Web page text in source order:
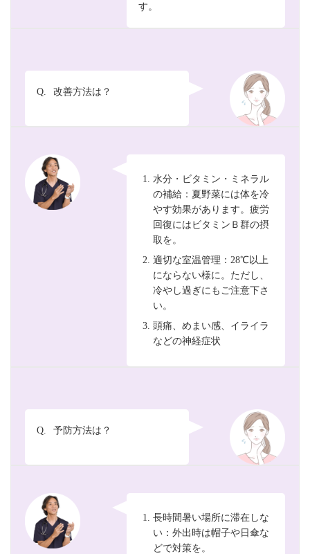
す。
Q. 改善方法は？
水分・ビタミン・ミネラル
の補給：夏野菜には体を冷
やす効果があります。疲労
回復にはビタミンＢ群の摂
取を。
適切な室温管理：28℃以上
にならない様に。ただし、
冷やし過ぎにもご注意下さ
い。
頭痛、めまい感、イライラ
などの神経症状
Q. 予防方法は？
長時間暑い場所に滞在しな
い：外出時は帽子や日傘な
どで対策を。